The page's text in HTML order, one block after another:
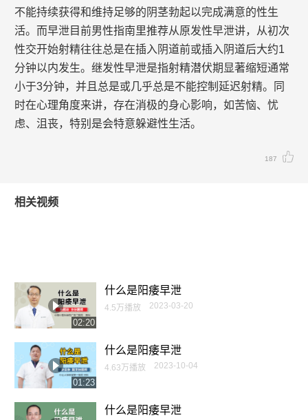
不能持续获得和维持足够的阴茎勃起以完成满意的性生
活。而早泄目前男性指南里推荐从原发性早泄讲，从初次
性交开始射精往往总是在插入阴道前或插入阴道后大约1
分钟以内发生。继发性早泄是指射精潜伏期显著缩短通常
小于3分钟，并且总是或几乎总是不能控制延迟射精。同
时在心理角度来讲，存在消极的身心影响，如苦恼、忧
虑、沮丧，特别是会特意躲避性生活。
187
相关视频
02:20
什么是阳痿早泄
4.5万播放 2023-03-20
01:23
什么是阳痿早泄
4.63万播放 2023-10-04
什么是阳痿早泄